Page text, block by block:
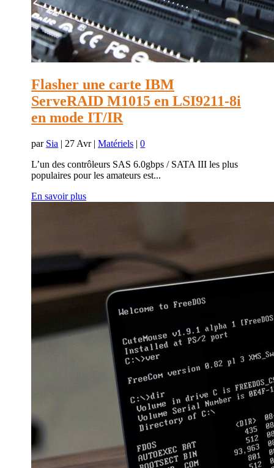
Flasher une carte IBM
ServeRAID M1015 en LSI9211-8i
en mode IT/IR
par Sia | 27 Avr|Matériels |0
L’un des contrôleurs SAS 6.0gbps / SATA III les plus
populaires pour les amateurs est...
En savoir plus